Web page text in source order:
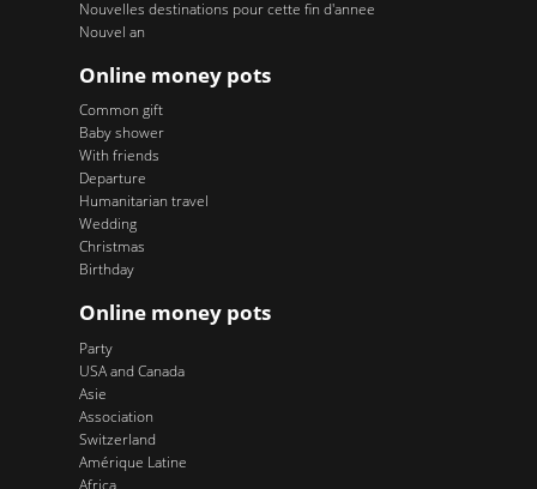
Nouvelles destinations pour cette fin d'annee
Nouvel an
Online money pots
Common gift
Baby shower
With friends
Departure
Humanitarian travel
Wedding
Christmas
Birthday
Online money pots
Party
USA and Canada
Asie
Association
Switzerland
Amérique Latine
Africa